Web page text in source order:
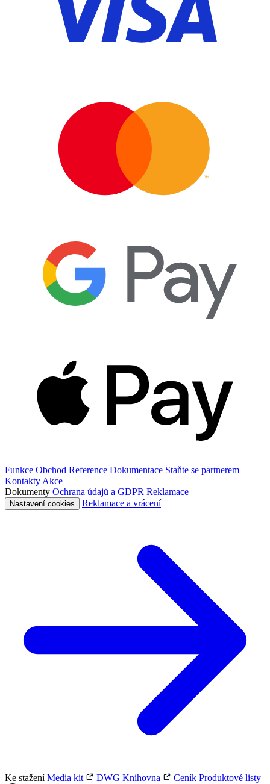
Funkce Obchod Reference Dokumentace Staňte se partnerem
KontaktyAkce
Dokumenty Ochrana údajů a GDPR Reklamace
Nastavení cookies Reklamace a vrácení
Ke stažení Media kit DWG Knihovna Ceník Produktové listy